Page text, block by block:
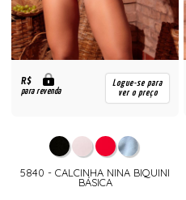
R$
para revenda
Logue-se para
ver o preço
5840 - CALCINHA NINA BIQUINI
BÁSICA